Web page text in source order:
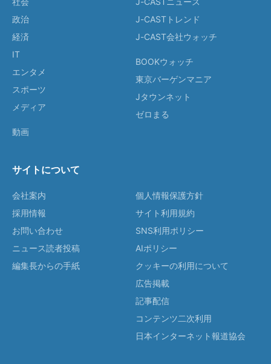
政治
経済
IT
エンタメ
スポーツ
メディア
動画
J-CASTトレンド
J-CAST会社ウォッチ
BOOKウォッチ
東京バーゲンマニア
Jタウンネット
ゼロまる
サイトについて
会社案内
採用情報
お問い合わせ
ニュース読者投稿
編集長からの手紙
個人情報保護方針
サイト利用規約
SNS利用ポリシー
AIポリシー
クッキーの利用について
広告掲載
記事配信
コンテンツ二次利用
日本インターネット報道協会